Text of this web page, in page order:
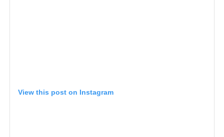
View this post on Instagram